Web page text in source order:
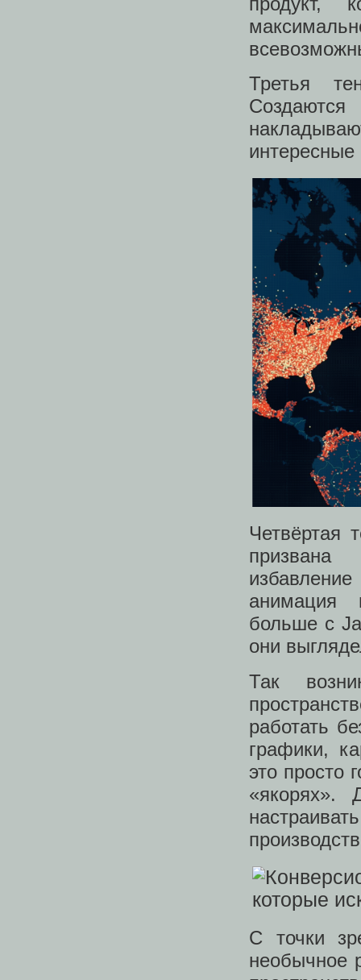
Третья
Четвёртая
призвана
анимация
больше с
они
Так
работать
графики,
это просто
«якорях».
С точки
необычное